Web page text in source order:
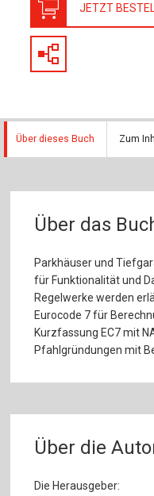
JETZT
Über dieses Buch Zum
Über das
Parkhäuser und
für Funktionalität und
Regelwerke werden
Eurocode 7 für
Kurzfassung EC7 mit
Pfahlgründungen mit
Über die
Die Herausgeber: